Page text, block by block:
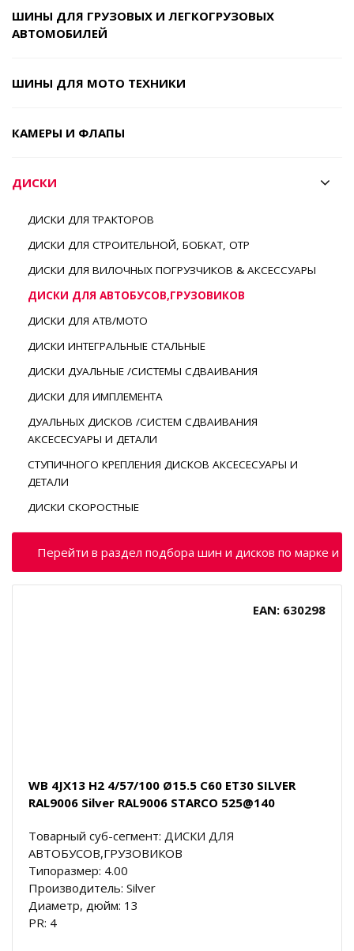
ШИНЫ ДЛЯ ГРУЗОВЫХ И ЛЕГКОГРУЗОВЫХ
АВТОМОБИЛЕЙ
ШИНЫ ДЛЯ МОТО ТЕХНИКИ
КАМЕРЫ И ФЛАПЫ
ДИСКИ
ДИСКИ ДЛЯ ТРАКТОРОВ
ДИСКИ ДЛЯ СТРОИТЕЛЬНОЙ, БОБКАТ, ОТР
ДИСКИ ДЛЯ ВИЛОЧНЫХ ПОГРУЗЧИКОВ & АКСЕССУАРЫ
ДИСКИ ДЛЯ АВТОБУСОВ,ГРУЗОВИКОВ
ДИСКИ ДЛЯ АТВ/МОТО
ДИСКИ ИНТЕГРАЛЬНЫЕ СТАЛЬНЫЕ
ДИСКИ ДУАЛЬНЫЕ /СИСТЕМЫ СДВАИВАНИЯ
ДИСКИ ДЛЯ ИМПЛЕМЕНТА
ДУАЛЬНЫХ ДИСКОВ /СИСТЕМ СДВАИВАНИЯ
АКСЕСЕСУАРЫ И ДЕТАЛИ
СТУПИЧНОГО КРЕПЛЕНИЯ ДИСКОВ АКСЕСЕСУАРЫ И
ДЕТАЛИ
ДИСКИ СКОРОСТНЫЕ
Перейти в раздел подбора шин и дисков по марке и
EAN: 630298
WB 4JX13 H2 4/57/100 Ø15.5 C60 ET30 SILVER
RAL9006 Silver RAL9006 STARCO 525@140
Товарный суб-сегмент: ДИСКИ ДЛЯ
АВТОБУСОВ,ГРУЗОВИКОВ
Типоразмер: 4.00
Производитель: Silver
Диаметр, дюйм: 13
PR: 4